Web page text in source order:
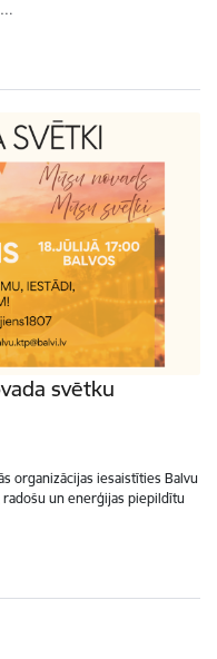
svētku
organizācijas iesaistīties Balvu
un enerģijas piepildītu